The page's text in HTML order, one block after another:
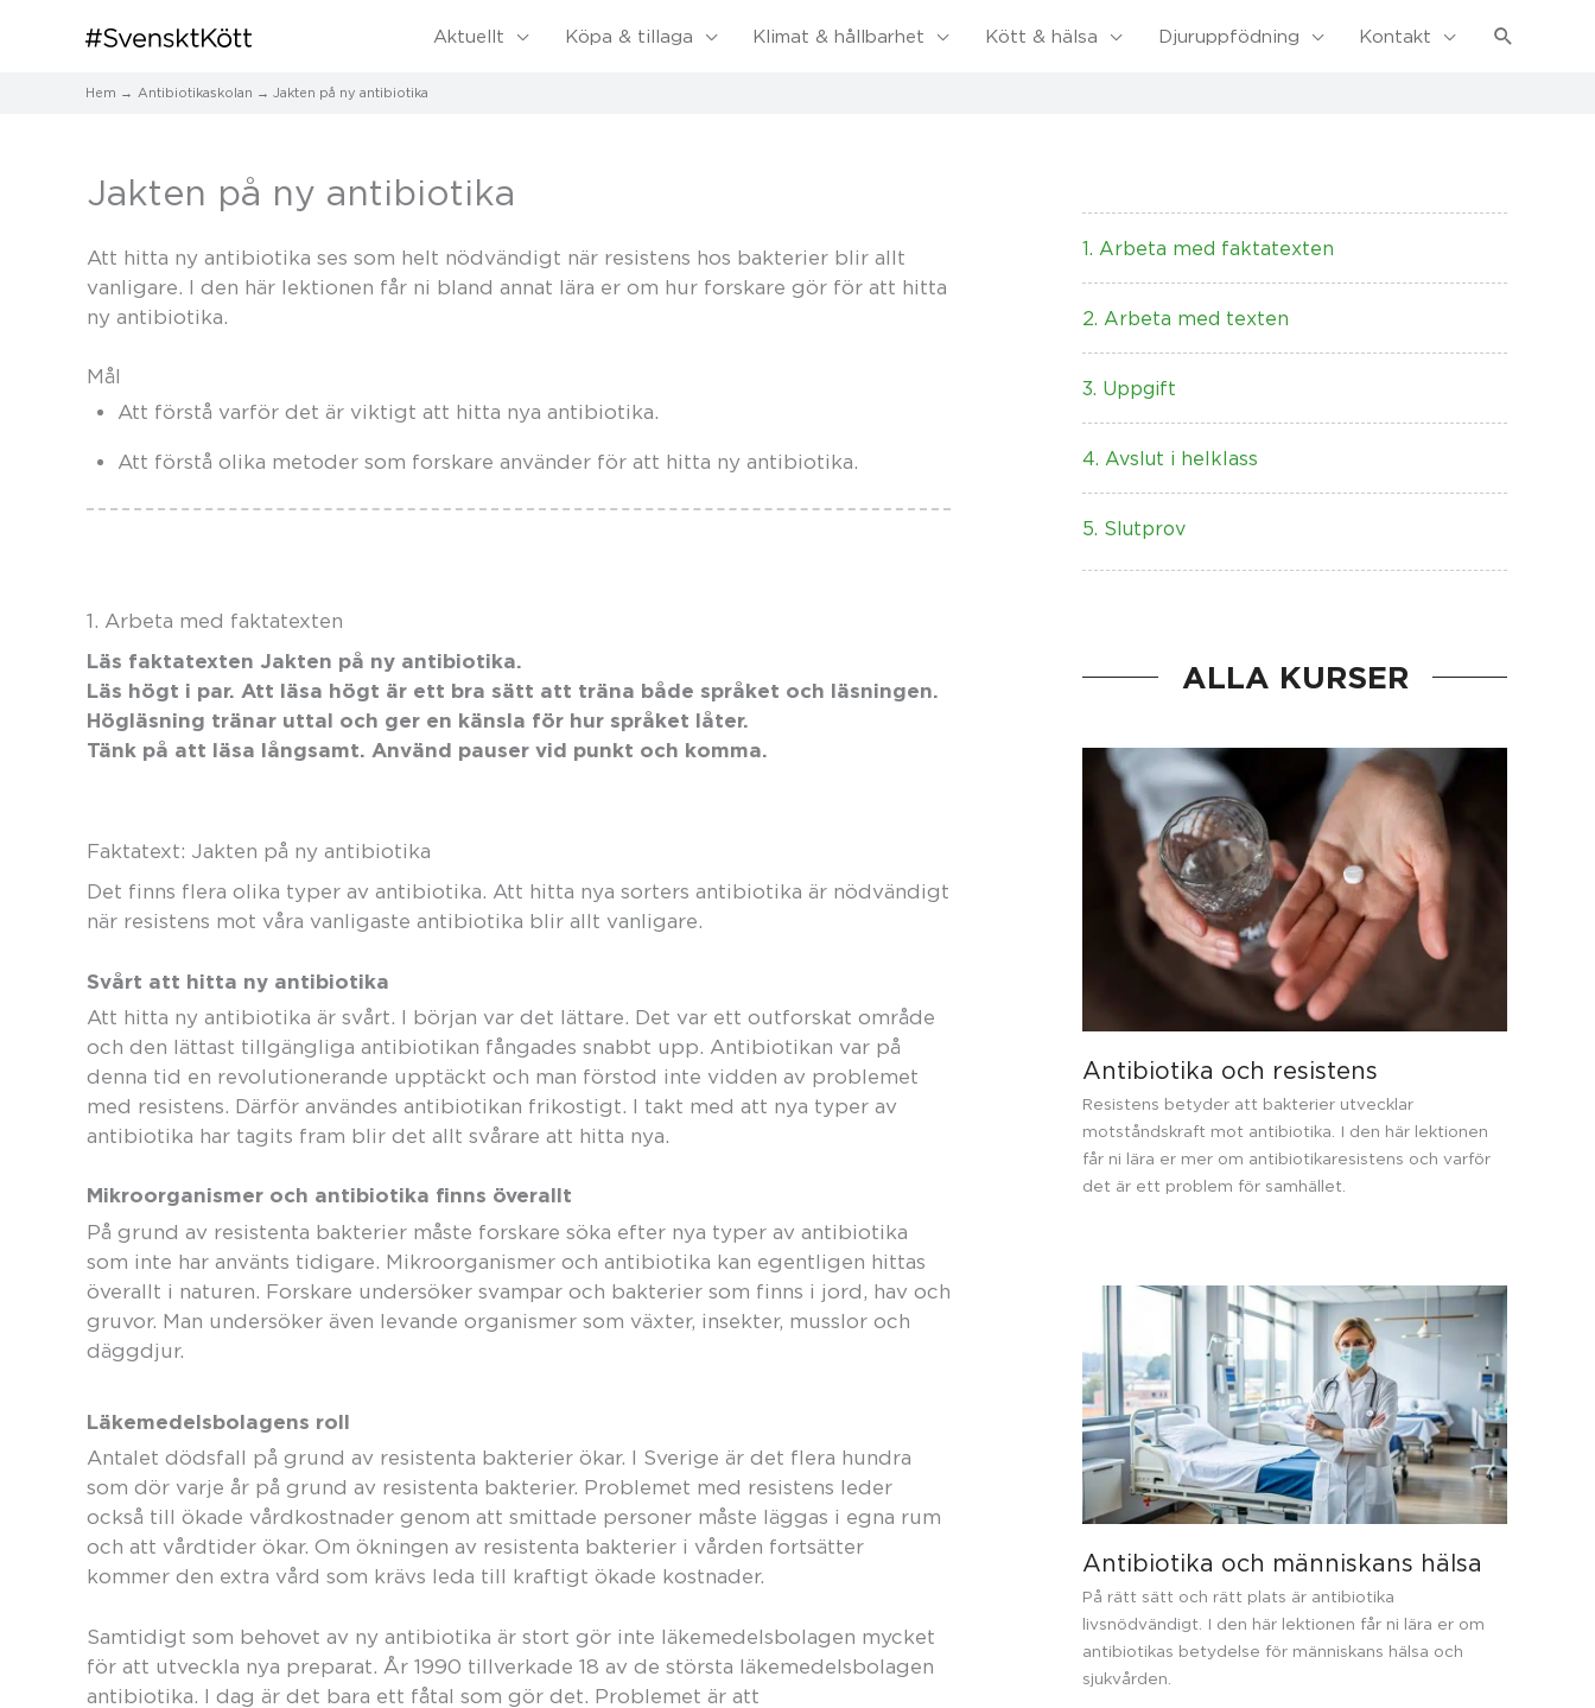
Aktuellt Köpa & tillaga Klimat & hållbarhet Kött & hälsa Djuruppfödning Kontakt Sök
Hem Antibiotikaskolan Jakten på ny antibiotika
Jakten på ny antibiotika
Att hitta ny antibiotika ses som helt nödvändigt när resistens hos bakterier blir allt
vanligare. I den här lektionen får ni bland annat lära er om hur forskare gör för att hitta
ny antibiotika.
Mål
Att förstå varför det är viktigt att hitta nya antibiotika.
Att förstå olika metoder som forskare använder för att hitta ny antibiotika.
1. Arbeta med faktatexten
Läs faktatexten Jakten på ny antibiotika.
Läs högt i par. Att läsa högt är ett bra sätt att träna både språket och läsningen.
Högläsning tränar uttal och ger en känsla för hur språket låter.
Tänk på att läsa långsamt. Använd pauser vid punkt och komma.
Faktatext: Jakten på ny antibiotika
Det finns flera olika typer av antibiotika. Att hitta nya sorters antibiotika är nödvändigt
när resistens mot våra vanligaste antibiotika blir allt vanligare.
Svårt att hitta ny antibiotika
Att hitta ny antibiotika är svårt. I början var det lättare. Det var ett outforskat område
och den lättast tillgängliga antibiotikan fångades snabbt upp. Antibiotikan var på
denna tid en revolutionerande upptäckt och man förstod inte vidden av problemet
med resistens. Därför användes antibiotikan frikostigt. I takt med att nya typer av
antibiotika har tagits fram blir det allt svårare att hitta nya.
Mikroorganismer och antibiotika finns överallt
På grund av resistenta bakterier måste forskare söka efter nya typer av antibiotika
som inte har använts tidigare. Mikroorganismer och antibiotika kan egentligen hittas
överallt i naturen. Forskare undersöker svampar och bakterier som finns i jord, hav och
gruvor. Man undersöker även levande organismer som växter, insekter, musslor och
däggdjur.
Läkemedelsbolagens roll
Antalet dödsfall på grund av resistenta bakterier ökar. I Sverige är det flera hundra
som dör varje år på grund av resistenta bakterier. Problemet med resistens leder
också till ökade vårdkostnader genom att smittade personer måste läggas i egna rum
och att vårdtider ökar. Om ökningen av resistenta bakterier i vården fortsätter
kommer den extra vård som krävs leda till kraftigt ökade kostnader.
Samtidigt som behovet av ny antibiotika är stort gör inte läkemedelsbolagen mycket
för att utveckla nya preparat. År 1990 tillverkade 18 av de största läkemedelsbolagen
antibiotika. I dag är det bara ett fåtal som gör det. Problemet är att
1. Arbeta med faktatexten
2. Arbeta med texten
3. Uppgift
4. Avslut i helklass
5. Slutprov
ALLA KURSER
Antibiotika och resistens
Resistens betyder att bakterier utvecklar
motståndskraft mot antibiotika. I den här lektionen
får ni lära er mer om antibiotikaresistens och varför
det är ett problem för samhället.
Antibiotika och människans hälsa
På rätt sätt och rätt plats är antibiotika
livsnödvändigt. I den här lektionen får ni lära er om
antibiotikas betydelse för människans hälsa och
sjukvården.